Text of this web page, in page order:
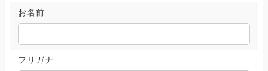
お名前
フリガナ